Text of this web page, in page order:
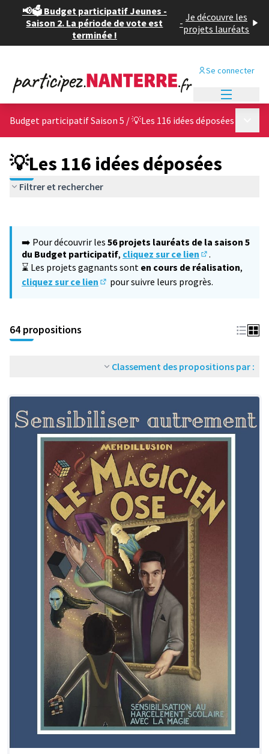
📢🗳️ Budget participatif Jeunes -
Saison 2. La période de vote est
terminée !
- Je découvre les
projets lauréats
Se connecter
Budget participatif Saison 5 /💡Les 116 idées déposées
💡Les 116 idées déposées
Filtrer et rechercher
−
➡️ Pour découvrir les 56 projets lauréats de la saison 5
du Budget participatif, cliquez sur ce lien
(S'ouvre dans
.
⌛ Les projets gagnants sont en cours de réalisation,
cliquez sur ce lien
pour suivre leurs progrès.
64 propositions
Classement des propositions par :